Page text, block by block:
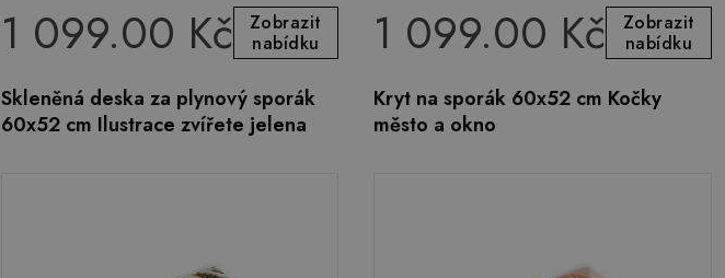
1 099.00 Kč
Zobrazit
nabídku
Skleněná deska za plynový sporák
60x52 cm Ilustrace zvířete jelena
1 099.00 Kč
Zobrazit
nabídku
Kryt na sporák 60x52 cm Kočky
město a okno